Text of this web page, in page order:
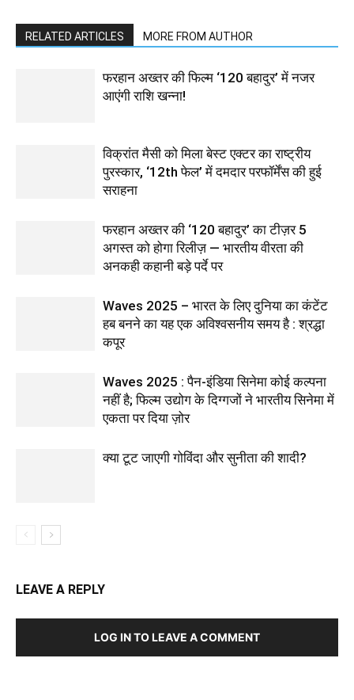
RELATED ARTICLES MORE FROM AUTHOR
फरहान अख्तर की फिल्म ‘120 बहादुर’ में नजर
आएंगी राशि खन्ना!
विक्रांत मैसी को मिला बेस्ट एक्टर का राष्ट्रीय
पुरस्कार, ‘12th फेल’ में दमदार परफॉर्मेंस की हुई
सराहना
फरहान अख्तर की ‘120 बहादुर’ का टीज़र 5
अगस्त को होगा रिलीज़ — भारतीय वीरता की
अनकही कहानी बड़े पर्दे पर
Waves 2025 – भारत के लिए दुनिया का कंटेंट
हब बनने का यह एक अविश्वसनीय समय है : श्रद्धा
कपूर
Waves 2025 : पैन-इंडिया सिनेमा कोई कल्पना
नहीं है; फिल्म उद्योग के दिग्गजों ने भारतीय सिनेमा में
एकता पर दिया ज़ोर
क्या टूट जाएगी गोविंदा और सुनीता की शादी?
LEAVE A REPLY
LOG IN TO LEAVE A COMMENT